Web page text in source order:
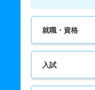
就職・資格
入試